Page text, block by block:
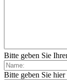
Bitte geben Sie
Bitte geben Sie